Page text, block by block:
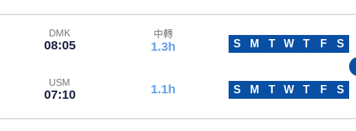
DMK
08:05
中轉
1.3h S M T W T F S
USM
07:10 1.1h S M T W T F S